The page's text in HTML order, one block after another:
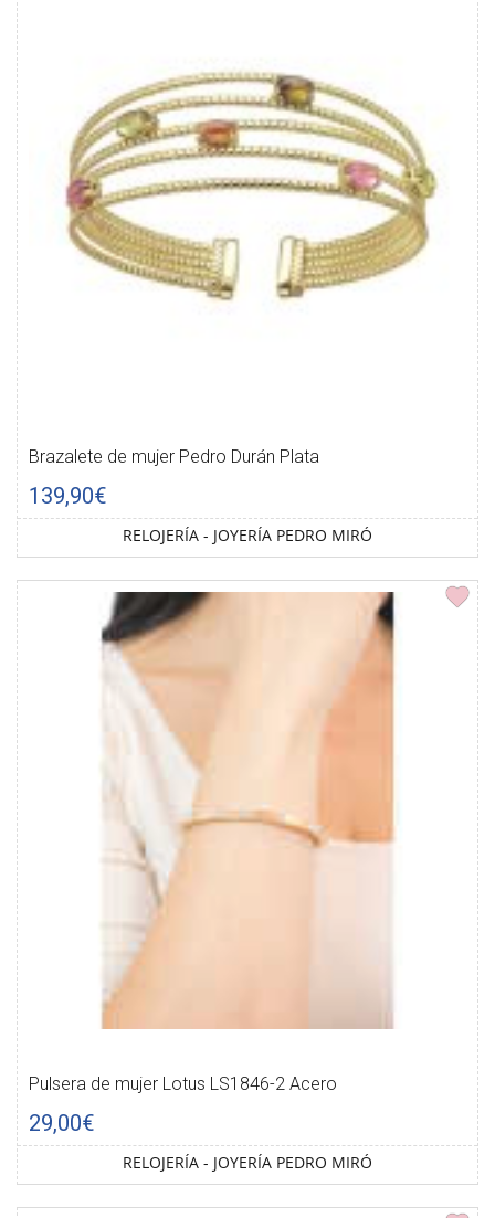
Brazalete de mujer Pedro Durán Plata
139,90€
RELOJERÍA - JOYERÍA PEDRO MIRÓ
Pulsera de mujer Lotus LS1846-2 Acero
29,00€
RELOJERÍA - JOYERÍA PEDRO MIRÓ